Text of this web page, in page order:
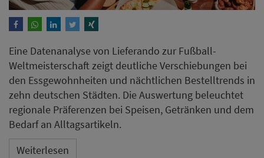
Eine Datenanalyse von Lieferando zur Fußball-
Weltmeisterschaft zeigt deutliche Verschiebungen bei
den Essgewohnheiten und nächtlichen Bestelltrends in
zehn deutschen Städten. Die Auswertung beleuchtet
regionale Präferenzen bei Speisen, Getränken und dem
Bedarf an Alltagsartikeln.
Weiterlesen